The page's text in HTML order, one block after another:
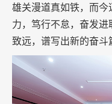
雄关漫道真如铁，而
力，笃行不怠，奋发
致远，谱写出新的奋斗